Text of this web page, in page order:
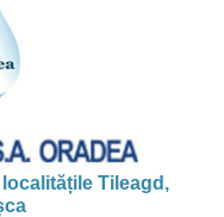
Tileagd,